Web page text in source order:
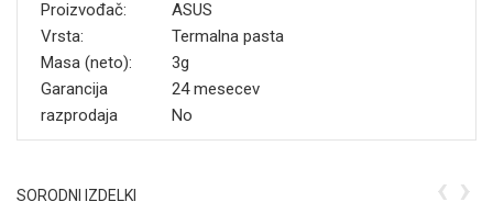
Proizvođač:
ASUS
Vrsta:
Termalna pasta
Masa (neto):
3g
Garancija
24 mesecev
razprodaja
No
SORODNI IZDELKI ‹ ›